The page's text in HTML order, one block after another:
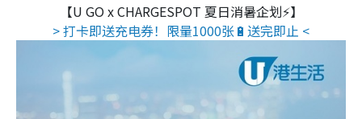
【U GO x CHARGESPOT 夏日消暑企划⚡】
> 打卡即送充电券！限量1000张🔋送完即止 <